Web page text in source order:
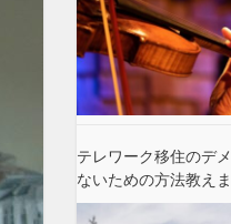
テレワーク移住のデ
ないための方法教え